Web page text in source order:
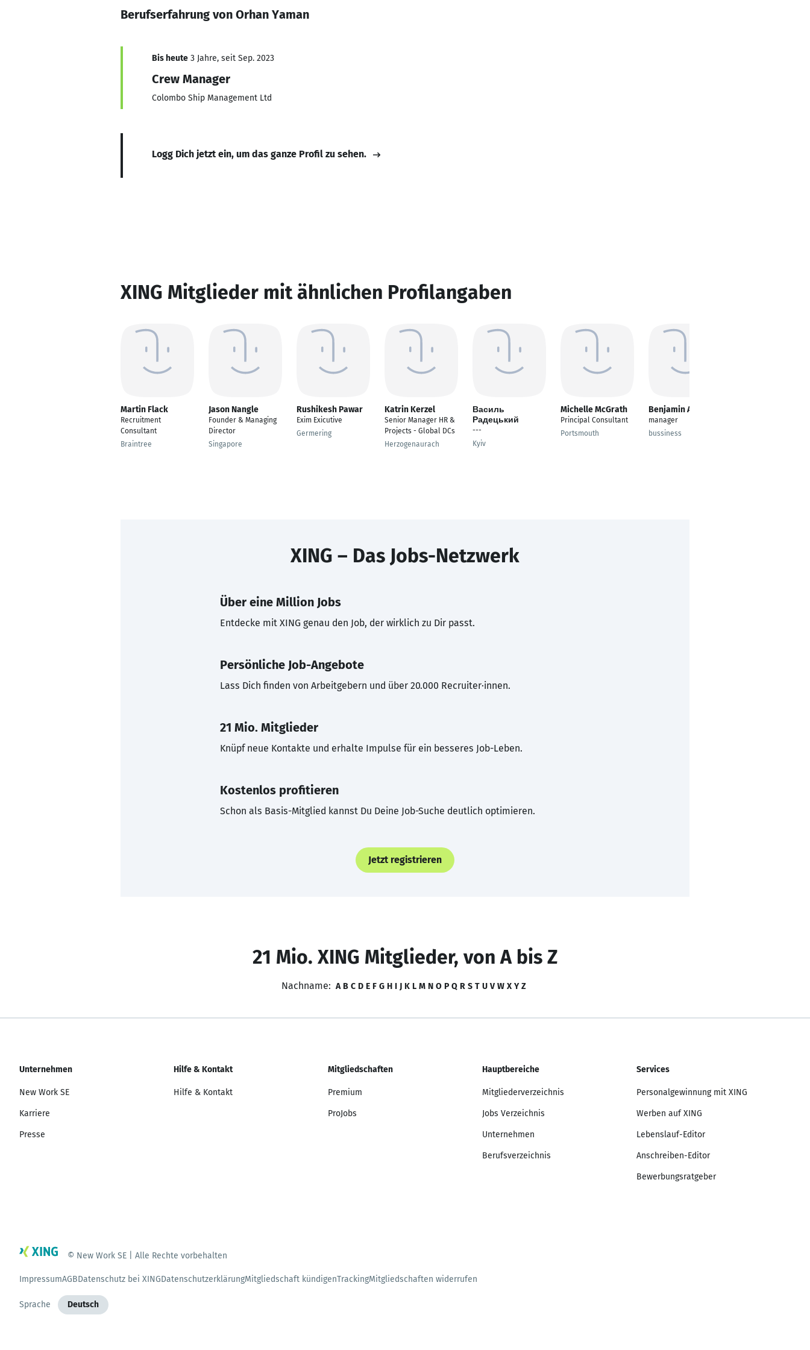
Berufserfahrung von Orhan Yaman
Bis heute 3 Jahre, seit Sep. 2023
Crew Manager
Colombo Ship Management Ltd
Logg Dich jetzt ein, um das ganze Profil zu sehen.
XING Mitglieder mit ähnlichen Profilangaben
Martin Flack
Recruitment
Consultant
Braintree
Jason Nangle
Founder & Managing
Director
Singapore
Rushikesh Pawar
Exim Exicutive
Germering
Katrin Kerzel
Senior Manager HR &
Projects - Global DCs
Herzogenaurach
Василь
Радецький
---
Kyiv
Michelle McGrath
Principal Consultant
Portsmouth
Benjamin Aderko
manager
bussiness
XING – Das Jobs-Netzwerk
Über eine Million Jobs
Entdecke mit XING genau den Job, der wirklich zu Dir passt.
Persönliche Job-Angebote
Lass Dich finden von Arbeitgebern und über 20.000 Recruiter·innen.
21 Mio. Mitglieder
Knüpf neue Kontakte und erhalte Impulse für ein besseres Job-Leben.
Kostenlos profitieren
Schon als Basis-Mitglied kannst Du Deine Job-Suche deutlich optimieren.
Jetzt registrieren
21 Mio. XING Mitglieder, von A bis Z
Nachname: A B C D E F G H I J K L M N O P Q R S T U V W X Y Z
Unternehmen
New Work SE
Karriere
Presse
Hilfe & Kontakt
Hilfe & Kontakt
Mitgliedschaften
Premium
ProJobs
Hauptbereiche
Mitgliederverzeichnis
Jobs Verzeichnis
Unternehmen
Berufsverzeichnis
Services
Personalgewinnung mit XING
Werben auf XING
Lebenslauf-Editor
Anschreiben-Editor
Bewerbungsratgeber
© New Work SE | Alle Rechte vorbehalten
ImpressumAGBDatenschutz bei XINGDatenschutzerklärungMitgliedschaft kündigenTrackingMitgliedschaften widerrufen
Sprache Deutsch